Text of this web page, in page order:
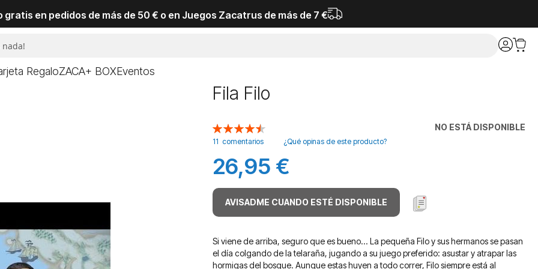
gratis en pedidos de más de 50 € o en Juegos Zacatrus de más de 7 €
RegaloZACA+ BOXEventos
Fila Filo
NO ESTÁ DISPONIBLE
Valoración:
90
% of100
11 comentarios ¿Qué opinas de este producto?
26,95 €
AVISADME CUANDO ESTÉ DISPONIBLE
Si viene de arriba, seguro que es bueno... La pequeña Filo y sus hermanos se pasan
el día colgando de la telaraña, jugando a su juego preferido: asustar y atrapar las
hormigas del bosque. Aunque estas huyen a todo correr, Filo siempre está al